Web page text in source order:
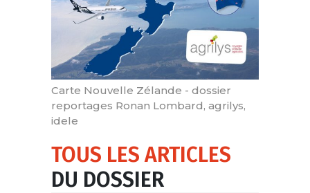
Carte Nouvelle Zélande - dossier
reportages Ronan Lombard, agrilys,
idele
TOUS LES ARTICLES
DU DOSSIER